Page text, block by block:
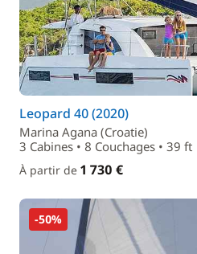
Leopard 40 (2020)
Marina Agana (Croatie)
3 Cabines • 8 Couchages • 39 ft
À partir de 1 730 €
-50%